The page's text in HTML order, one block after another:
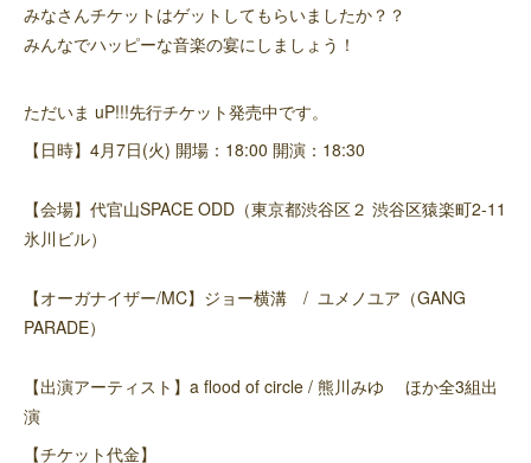
みなさんチケットはゲットしてもらいましたか？？
みんなでハッピーな音楽の宴にしましょう！
ただいま uP!!!先行チケット発売中です。
【日時】4月7日(火) 開場：18:00 開演：18:30
【会場】代官山SPACE ODD（東京都渋谷区２ 渋谷区猿楽町2-11
氷川ビル）
【オーガナイザー/MC】ジョー横溝 / ユメノユア（GANG
PARADE）
【出演アーティスト】a flood of circle / 熊川みゆ ほか全3組出
演
【チケット代金】